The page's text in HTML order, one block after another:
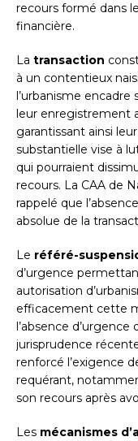
recours formé dans
financière.
La transaction
à un contentieux
l’urbanisme
leur enregistrement
garantissant ainsi
substantielle vise à
qui pourraient
recours. La CAA de
rappelé que
absolue de la
Le référé-
d’urgence
autorisation
efficacement cette
l’absence
jurisprudence
renforcé l’exigence
requérant,
son recours après
Les mécanismes